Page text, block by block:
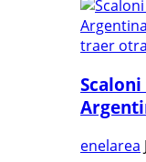
enelarea